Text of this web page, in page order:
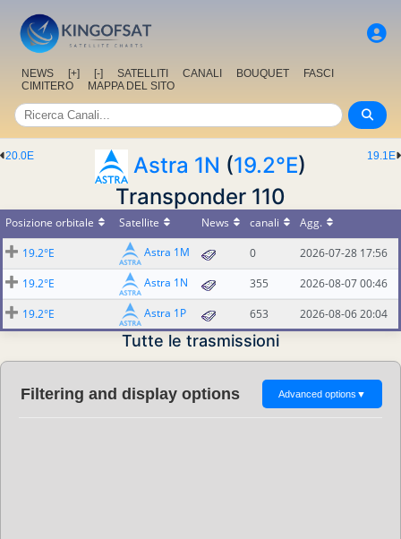
NEWS [+] [-] SATELLITI CANALI BOUQUET
FASCI
CIMITERO
MAPPA DEL SITO
19.1E
20.0E Astra 1N (19.2°E)
Transponder 110
Posizione orbitale Satellite News canali
Agg.
19.2°E
Astra 1M 0
2026-07-28 17:56
19.2°E
Astra 1N 355
2026-08-07 00:46
19.2°E
Astra 1P 653 2026-08-06 20:04
Tutte le trasmissioni
Filtering and display options Advanced options ▼